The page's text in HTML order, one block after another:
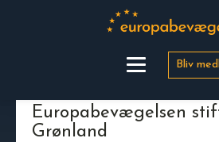
Bliv
Europabevægelsen
Grønland